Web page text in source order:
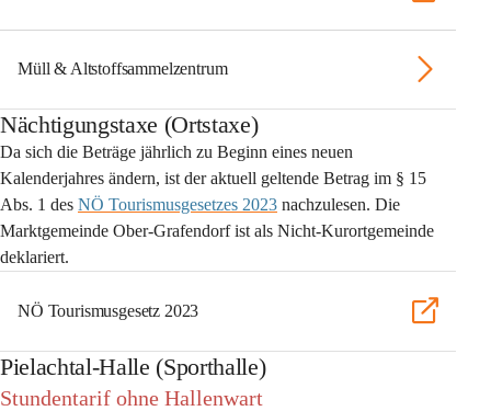
Müll & Altstoffsammelzentrum
Nächtigungstaxe (Ortstaxe)
Da sich die Beträge jährlich zu Beginn eines neuen
Kalenderjahres ändern, ist der aktuell geltende Betrag im § 15
Abs. 1 des NÖ Tourismusgesetzes 2023 nachzulesen. Die
Marktgemeinde Ober-Grafendorf ist als Nicht-Kurortgemeinde
deklariert.
NÖ Tourismusgesetz 2023
Pielachtal-Halle (Sporthalle)
Stundentarif ohne Hallenwart